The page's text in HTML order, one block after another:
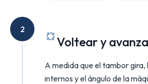
2
Voltear y
A medida que el tambor gira,
internos y el ángulo de la